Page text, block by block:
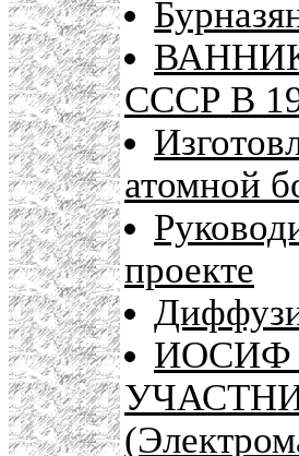
СССР В
атомной
проекте
ИОСИФ